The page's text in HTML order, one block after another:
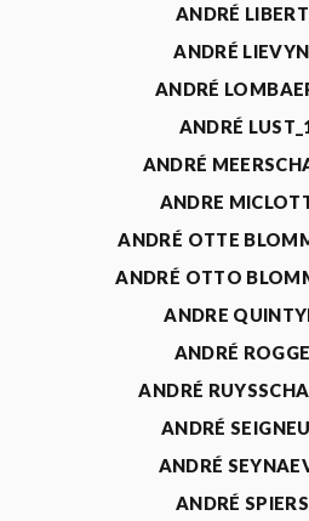
ANDRÉ
ANDRÉ
ANDRÉ
ANDRÉ
ANDRÉ
ANDRE
ANDRÉ OTTE
ANDRÉ OTTO
ANDRE
ANDRÉ
ANDRÉ
ANDRÉ
ANDRÉ
ANDRÉ